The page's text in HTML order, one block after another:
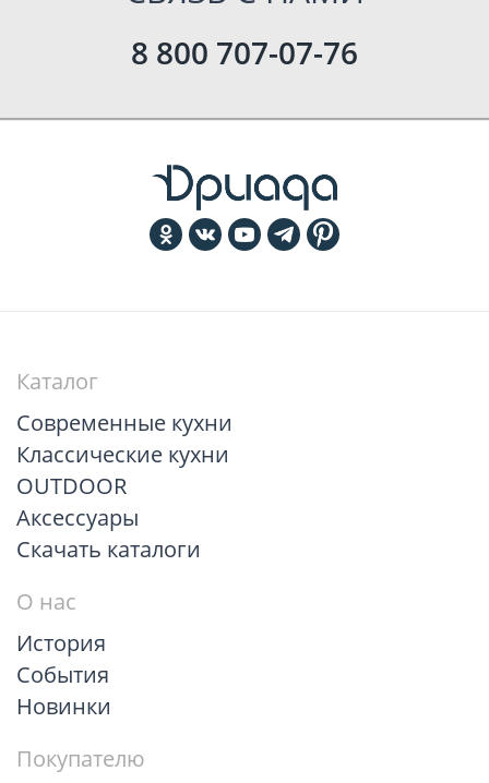
8 800 707-07-76
Каталог
Современные кухни
Классические кухни
OUTDOOR
Аксессуары
Скачать каталоги
О нас
История
События
Новинки
Покупателю